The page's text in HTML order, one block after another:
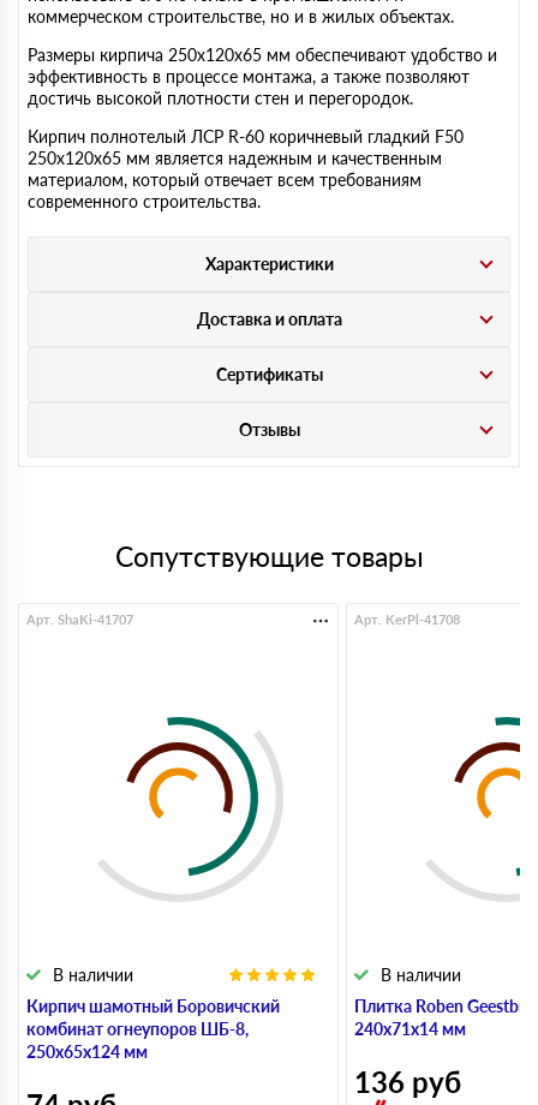
коммерческом строительстве, но и в жилых объектах.
Размеры кирпича 250х120х65 мм обеспечивают удобство и
эффективность в процессе монтажа, а также позволяют
достичь высокой плотности стен и перегородок.
Кирпич полнотелый ЛСР R-60 коричневый гладкий F50
250х120х65 мм является надежным и качественным
материалом, который отвечает всем требованиям
современного строительства.
Характеристики
Доставка и оплата
Сертификаты
Отзывы
Сопутствующие товары
Кирпич шамотный Боровичский
комбинат огнеупоров ШБ-8,
250х65х124 мм
В наличии
Арт. ShaKi-41707
Плитка Roben
240х71х14 мм
В наличии
Арт. KerPl-41708
136 руб